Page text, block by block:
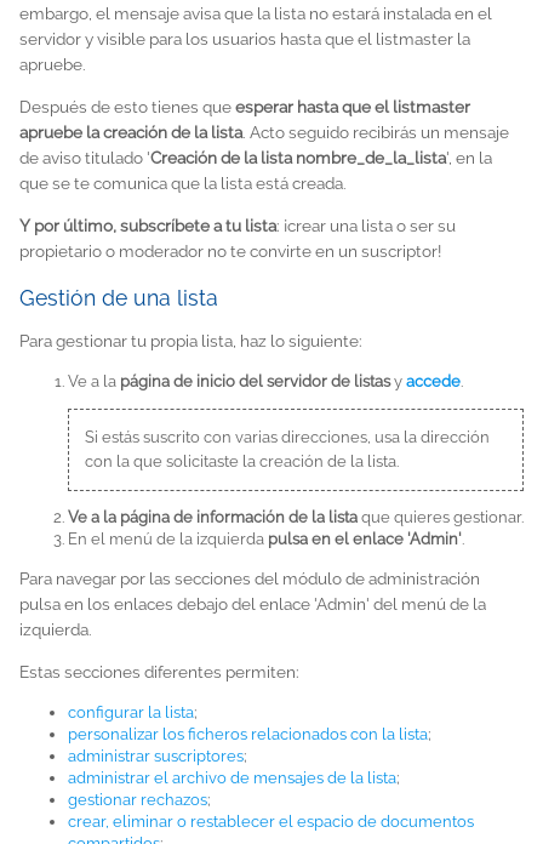
embargo, el mensaje avisa que la lista no estará instalada en el
servidor y visible para los usuarios hasta que el listmaster la
apruebe.
Después de esto tienes queesperar hasta que el listmaster
apruebe la creación de la lista . Acto seguido recibirás un mensaje
de aviso titulado 'Creación de la lista nombre_de_la_lista', en la
que se te comunica que la lista está creada.
Y por último, subscríbete a tu lista: ¡crear una lista o ser su
propietario o moderador no te convirte en un suscriptor!
Gestión de una lista
Para gestionar tu propia lista, haz lo siguiente:
Ve a la página de inicio del servidor de listasy accede
Si estás suscrito con varias direcciones, usa la dirección
con la que solicitaste la creación de la lista.
Ve a la página de información de la lista que quieres gestionar.
En el menú de la izquierda pulsa en el enlace 'Admin'
Para navegar por las secciones del módulo de administración
pulsa en los enlaces debajo del enlace 'Admin' del menú de la
izquierda.
Estas secciones diferentes permiten:
configurar la lista;
personalizar los ficheros relacionados con la lista;
administrar suscriptores;
administrar el archivo de mensajes de la lista;
gestionar rechazos;
crear, eliminar o restablecer el espacio de documentos